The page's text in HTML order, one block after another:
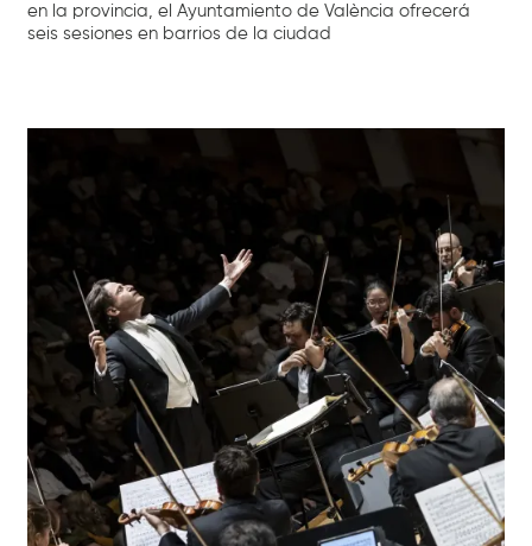
en la provincia, el Ayuntamiento de València ofrecerá
seis sesiones en barrios de la ciudad